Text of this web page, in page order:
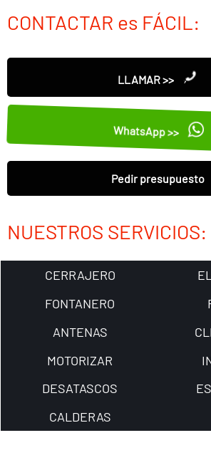
CONTACTAR es FÁCIL:
LLAMAR >>
WhatsApp >>
Pedir presupuesto
NUESTROS SERVICIOS:
CERRAJERO
FONTANERO
ANTENAS
MOTORIZAR
DESATASCOS
CALDERAS